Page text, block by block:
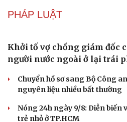
Văn học
PHÁP LUẬT